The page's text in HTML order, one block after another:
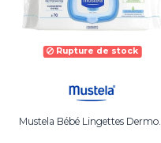
Rupture de stock
Mustela Bébé Lingettes Dermo...